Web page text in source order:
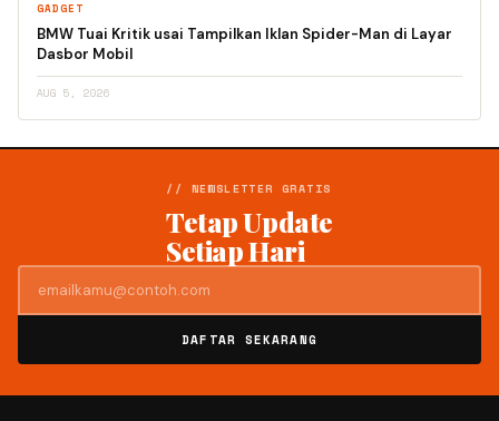
GADGET
BMW Tuai Kritik usai Tampilkan Iklan Spider-Man di Layar
Dasbor Mobil
AUG 5, 2026
// NEWSLETTER GRATIS
Tetap Update
Setiap Hari
DAFTAR SEKARANG